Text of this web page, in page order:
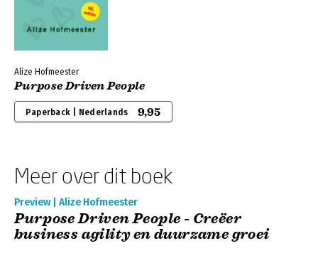
Alize Hofmeester
Purpose Driven People
Paperback | Nederlands 9,95
Meer over dit boek
Preview | Alize Hofmeester
Purpose Driven People - Creëer
business agility en duurzame groei